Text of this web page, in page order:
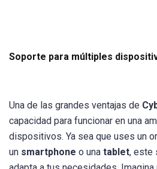
Soporte para múltiples
Una de las grandes ventajas de
capacidad para funcionar en una
dispositivos. Ya sea que uses un
un smartphone o una tablet, este